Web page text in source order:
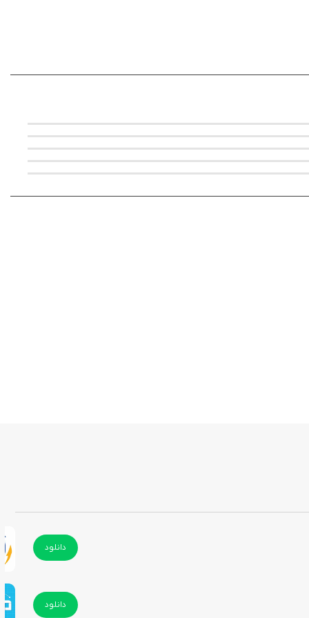
در یک محیط ساده و کاربرپسند ارائه می‌دهد. اگر به دنبال راهکاری سریع و
دانلود
دانلود